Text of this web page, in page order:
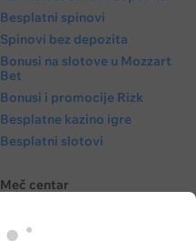
Besplatni spinovi
Spinovi bez depozita
Bonusi na slotove u Mozzart
Bet
Bonusi i promocije Rizk
Besplatne kazino igre
Besplatni slotovi
Meč centar
Fudbalske utakmice danas